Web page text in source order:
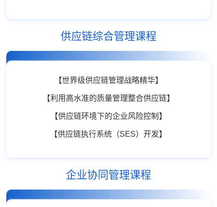
供应链综合管理课程
【世界级供应链管理战略精华】
【利用高水准的质量管理整合供应链】
【供应链环境下的企业风险控制】
【供应链执行系统（SES）开发】
企业协同管理课程